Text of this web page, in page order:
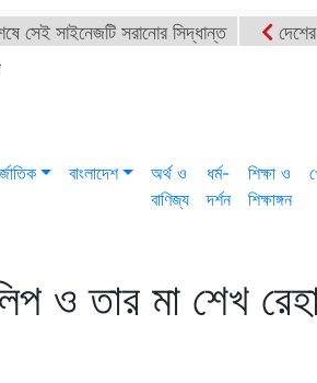
সেই সাইনেজটি সরানোর সিদ্ধান্ত
ফাহিমা ধর্ষণচেষ্টা ও হত্যা মামলায় জাকিরের
বাংলাদেশ
অর্থ ও
বাণিজ্য
ধর্ম-
দর্শন
শিক্ষা ও
শিক্ষাঙ্গন
ও তার মা শেখ